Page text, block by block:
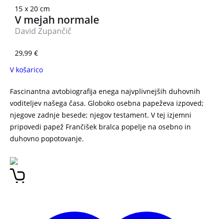
15 x 20 cm
V mejah normale
David Zupančič
29,99 €
V košarico
Fascinantna avtobiografija enega najvplivnejših duhovnih
voditeljev našega časa. Globoko osebna papeževa izpoved;
njegove zadnje besede; njegov testament. V tej izjemni
pripovedi papež Frančišek bralca popelje na osebno in
duhovno popotovanje.